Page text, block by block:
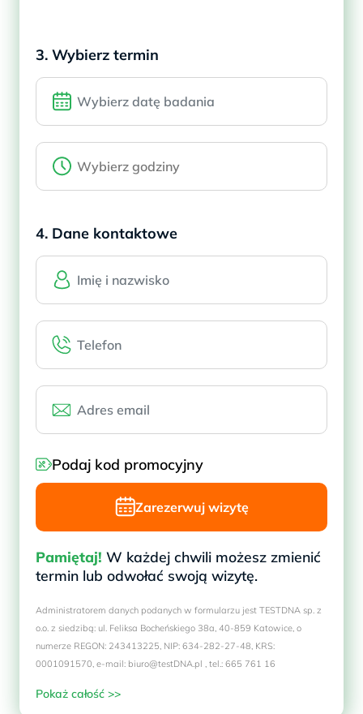
3. Wybierz termin
4. Dane kontaktowe
Podaj kod promocyjny
Zarezerwuj wizytę
Pamiętaj! W każdej chwili możesz zmienić
termin lub odwołać swoją wizytę.
Administratorem danych podanych w formularzu jest TESTDNA sp. z
o.o. z siedzibą: ul. Feliksa Bocheńskiego 38a, 40-859 Katowice, o
numerze REGON: 243413225, NIP: 634-282-27-48, KRS:
0001091570, e-mail: biuro@testDNA.pl , tel.: 665 761 16
Pokaż całość >>